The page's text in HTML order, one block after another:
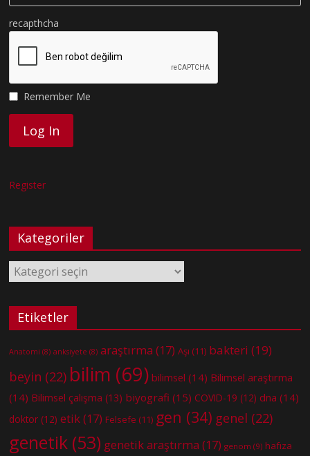
recapthcha
Remember Me
Register
Kategoriler
Kategoriler
Etiketler
Anatomi (8) anksiyete (8) araştırma (17) Aşı (11) bakteri (19)
beyin (22) bilim (69) bilimsel (14) Bilimsel araştırma
(14) Bilimsel çalışma (13) biyografi (15) COVID-19 (12) dna (14)
doktor (12) etik(17) Felsefe (11) gen (34) genel (22)
genetik (53) genetik araştırma (17) genom (9) hafıza